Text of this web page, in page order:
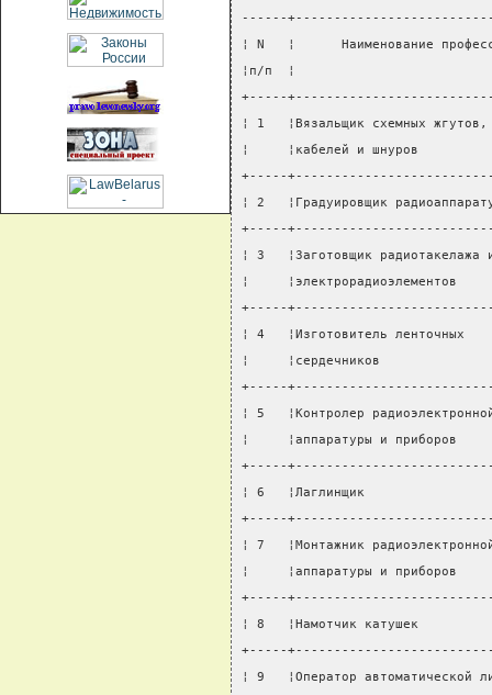
------
¦ N   ¦      Наименование
¦п/п  ¦
+-----
¦ 1   ¦Вязальщик схемных
¦     ¦кабелей и шнуров
+-----
¦ 2   ¦Градуировщик
+-----
¦ 3   ¦Заготовщик
¦
+-----
¦ 4   ¦Изготовитель
¦     ¦сердечников
+-----
¦ 5   ¦Контролер
¦     ¦аппаратуры и
+-----
¦ 6   ¦Лаглинщик
+-----
¦ 7   ¦Монтажник
¦     ¦аппаратуры и
+-----
¦ 8   ¦Намотчик катушек
+-----
¦ 9   ¦Оператор